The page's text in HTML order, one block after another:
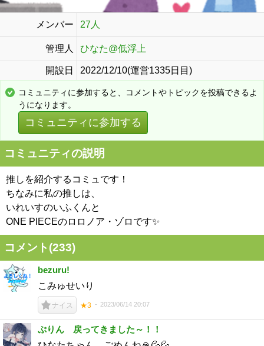
メンバー 27人
管理人 ひなた@低浮上
開設日 2022/12/10(運営1335日目)
コミュニティに参加すると、コメントやトピックを投稿できるよ
うになります。
コミュニティに参加する
コミュニティの説明
推しを紹介するコミュです！
ちなみに私の推しは、
いれいすのいふくんと
ONE PIECEのロロノア・ゾロです✨
コメント(233)
bezuru!
こみゅせいり
ナイス ★3 2023/06/14 20:07
ぷりん 戻ってきました～！！